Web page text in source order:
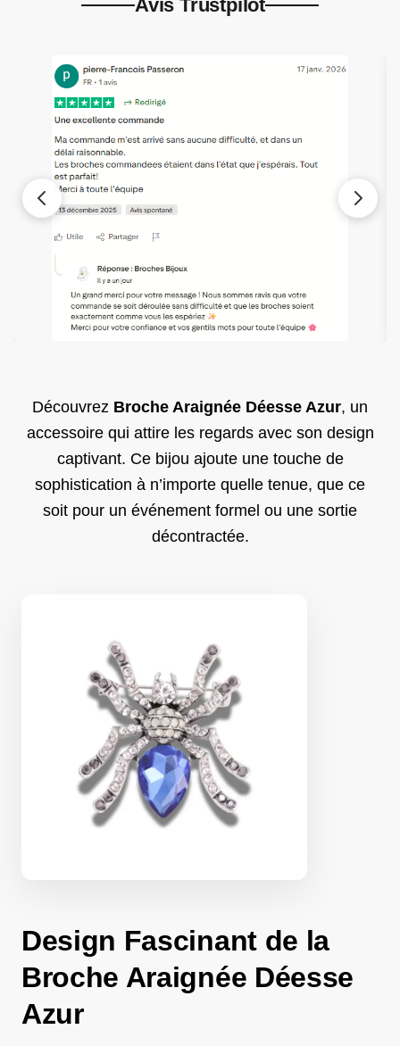
Avis Trustpilot
Découvrez Broche Araignée Déesse Azur, un
accessoire qui attire les regards avec son design
captivant. Ce bijou ajoute une touche de
sophistication à n’importe quelle tenue, que ce
soit pour un événement formel ou une sortie
décontractée.
Design Fascinant de la
Broche Araignée Déesse
Azur